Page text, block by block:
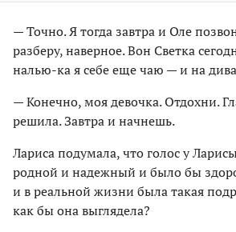
— Точно. Я тогда завтра и Оле
разберу, наверное. Вон Светка
налью-ка я себе еще чаю — и на
— Конечно, моя девочка. Отдохни.
решила. Завтра и начнешь.
Лариса подумала, что голос у
родной и надежный и было бы
и в реальной жизни была такая
как бы она выглядела?